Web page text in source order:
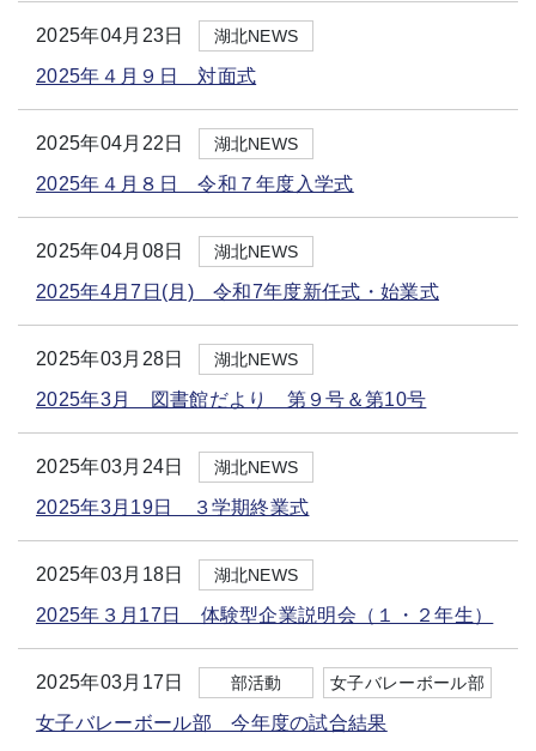
2025年04月23日 湖北NEWS
2025年４月９日 対面式
2025年04月22日 湖北NEWS
2025年４月８日 令和７年度入学式
2025年04月08日 湖北NEWS
2025年4月7日(月) 令和7年度新任式・始業式
2025年03月28日 湖北NEWS
2025年3月 図書館だより 第９号＆第10号
2025年03月24日 湖北NEWS
2025年3月19日 ３学期終業式
2025年03月18日 湖北NEWS
2025年３月17日 体験型企業説明会（１・２年生）
2025年03月17日 部活動 女子バレーボール部
女子バレーボール部 今年度の試合結果